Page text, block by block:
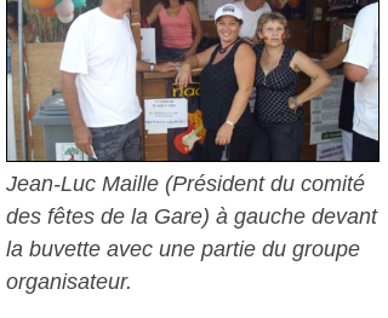
Jean-Luc Maille (Président du comité
des fêtes de la Gare) à gauche devant
la buvette avec une partie du groupe
organisateur.